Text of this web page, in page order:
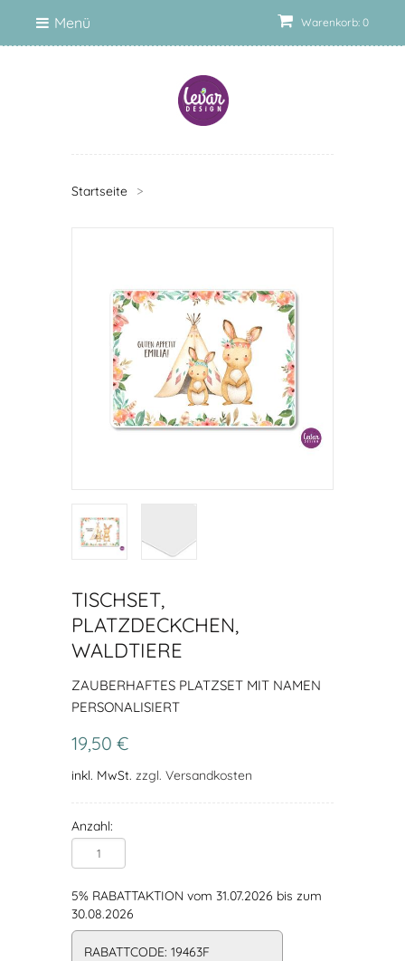
Warenkorb: 0
Menü
Startseite >
TISCHSET,
PLATZDECKCHEN,
WALDTIERE
ZAUBERHAFTES PLATZSET MIT NAMEN
PERSONALISIERT
19,50 €
inkl. MwSt. zzgl. Versandkosten
Anzahl:
5% RABATTAKTION vom 31.07.2026 bis zum
30.08.2026
RABATTCODE: 19463F